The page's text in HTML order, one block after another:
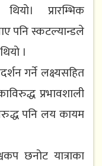
प्रारम्भिक
पनि स्कटल्यान्डले
।
गर्ने लक्ष्यसहित
प्रभावशाली
पनि लय कायम
छनोट यात्राका